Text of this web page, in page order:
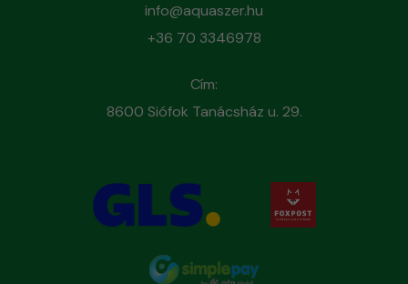
info@aquaszer.hu
+36 70 3346978
Cím:
8600 Siófok Tanácsház u. 29.